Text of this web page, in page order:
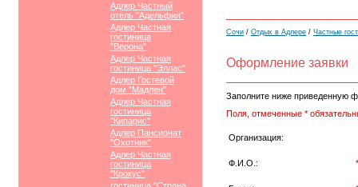
Адлер Частный
отель "Адельфия"
Адлер Частная
гостиница
"Верона"
Адлер Частная
гостиница "Эллас"
Адлер Гостевой
дом "Мадлен"
Адлер Частная
гостиница
"Кипарис"
Адлер Пансионат
"Охотник"
Адлер Частная
гостиница
"Крокус"
Сочи / Отдых в Адлере / Частные
Оформление заявки
Заполните ниже приведенную
Поля, отмеченные *
Организация:
Ф.И.О.: *